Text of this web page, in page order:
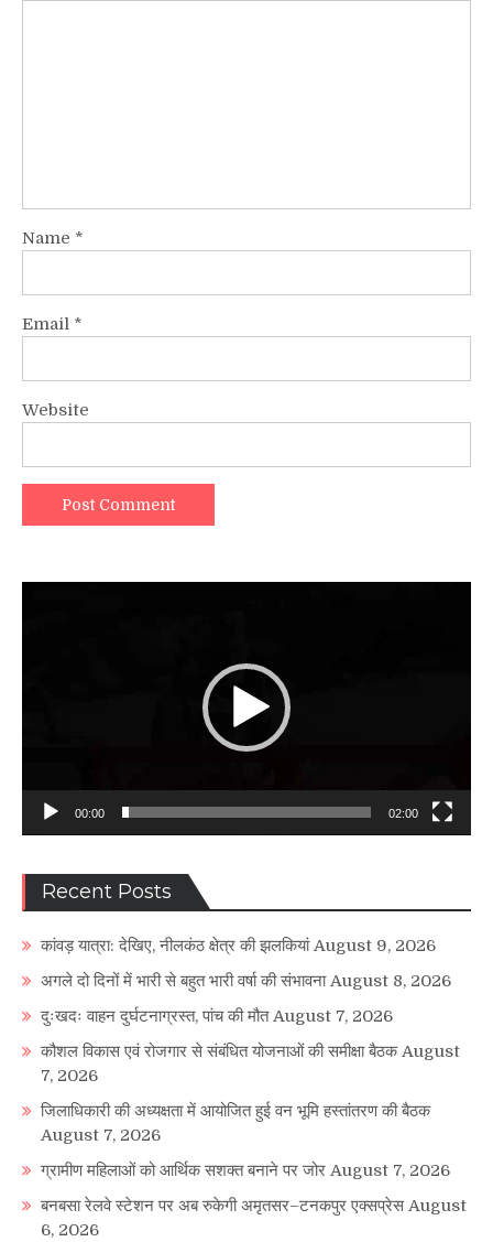
Name *
Email *
Website
00:00 02:00
Recent Posts
कांवड़ यात्रा: देखिए, नीलकंठ क्षेत्र की झलकियां August 9, 2026
अगले दो दिनों में भारी से बहुत भारी वर्षा की संभावना August 8, 2026
दुःखदः वाहन दुर्घटनाग्रस्त, पांच की मौत August 7, 2026
कौशल विकास एवं रोजगार से संबंधित योजनाओं की समीक्षा बैठक August
7, 2026
जिलाधिकारी की अध्यक्षता में आयोजित हुई वन भूमि हस्तांतरण की बैठक
August 7, 2026
ग्रामीण महिलाओं को आर्थिक सशक्त बनाने पर जोर August 7, 2026
बनबसा रेलवे स्टेशन पर अब रुकेगी अमृतसर–टनकपुर एक्सप्रेस August
6, 2026